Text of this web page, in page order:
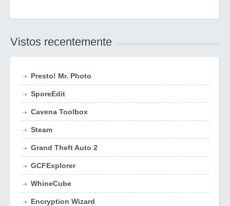
Vistos recentemente
Presto! Mr. Photo
SporeEdit
Cavena Toolbox
Steam
Grand Theft Auto 2
GCFExplorer
WhineCube
Encryption Wizard